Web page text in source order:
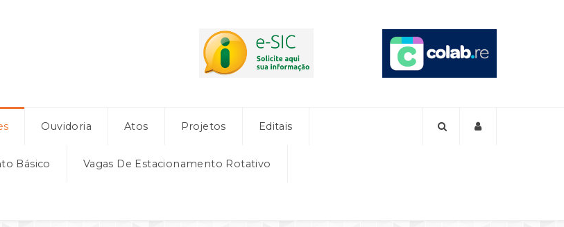
Ouvidoria Atos Projetos Editais
Básico Vagas De Estacionamento Rotativo